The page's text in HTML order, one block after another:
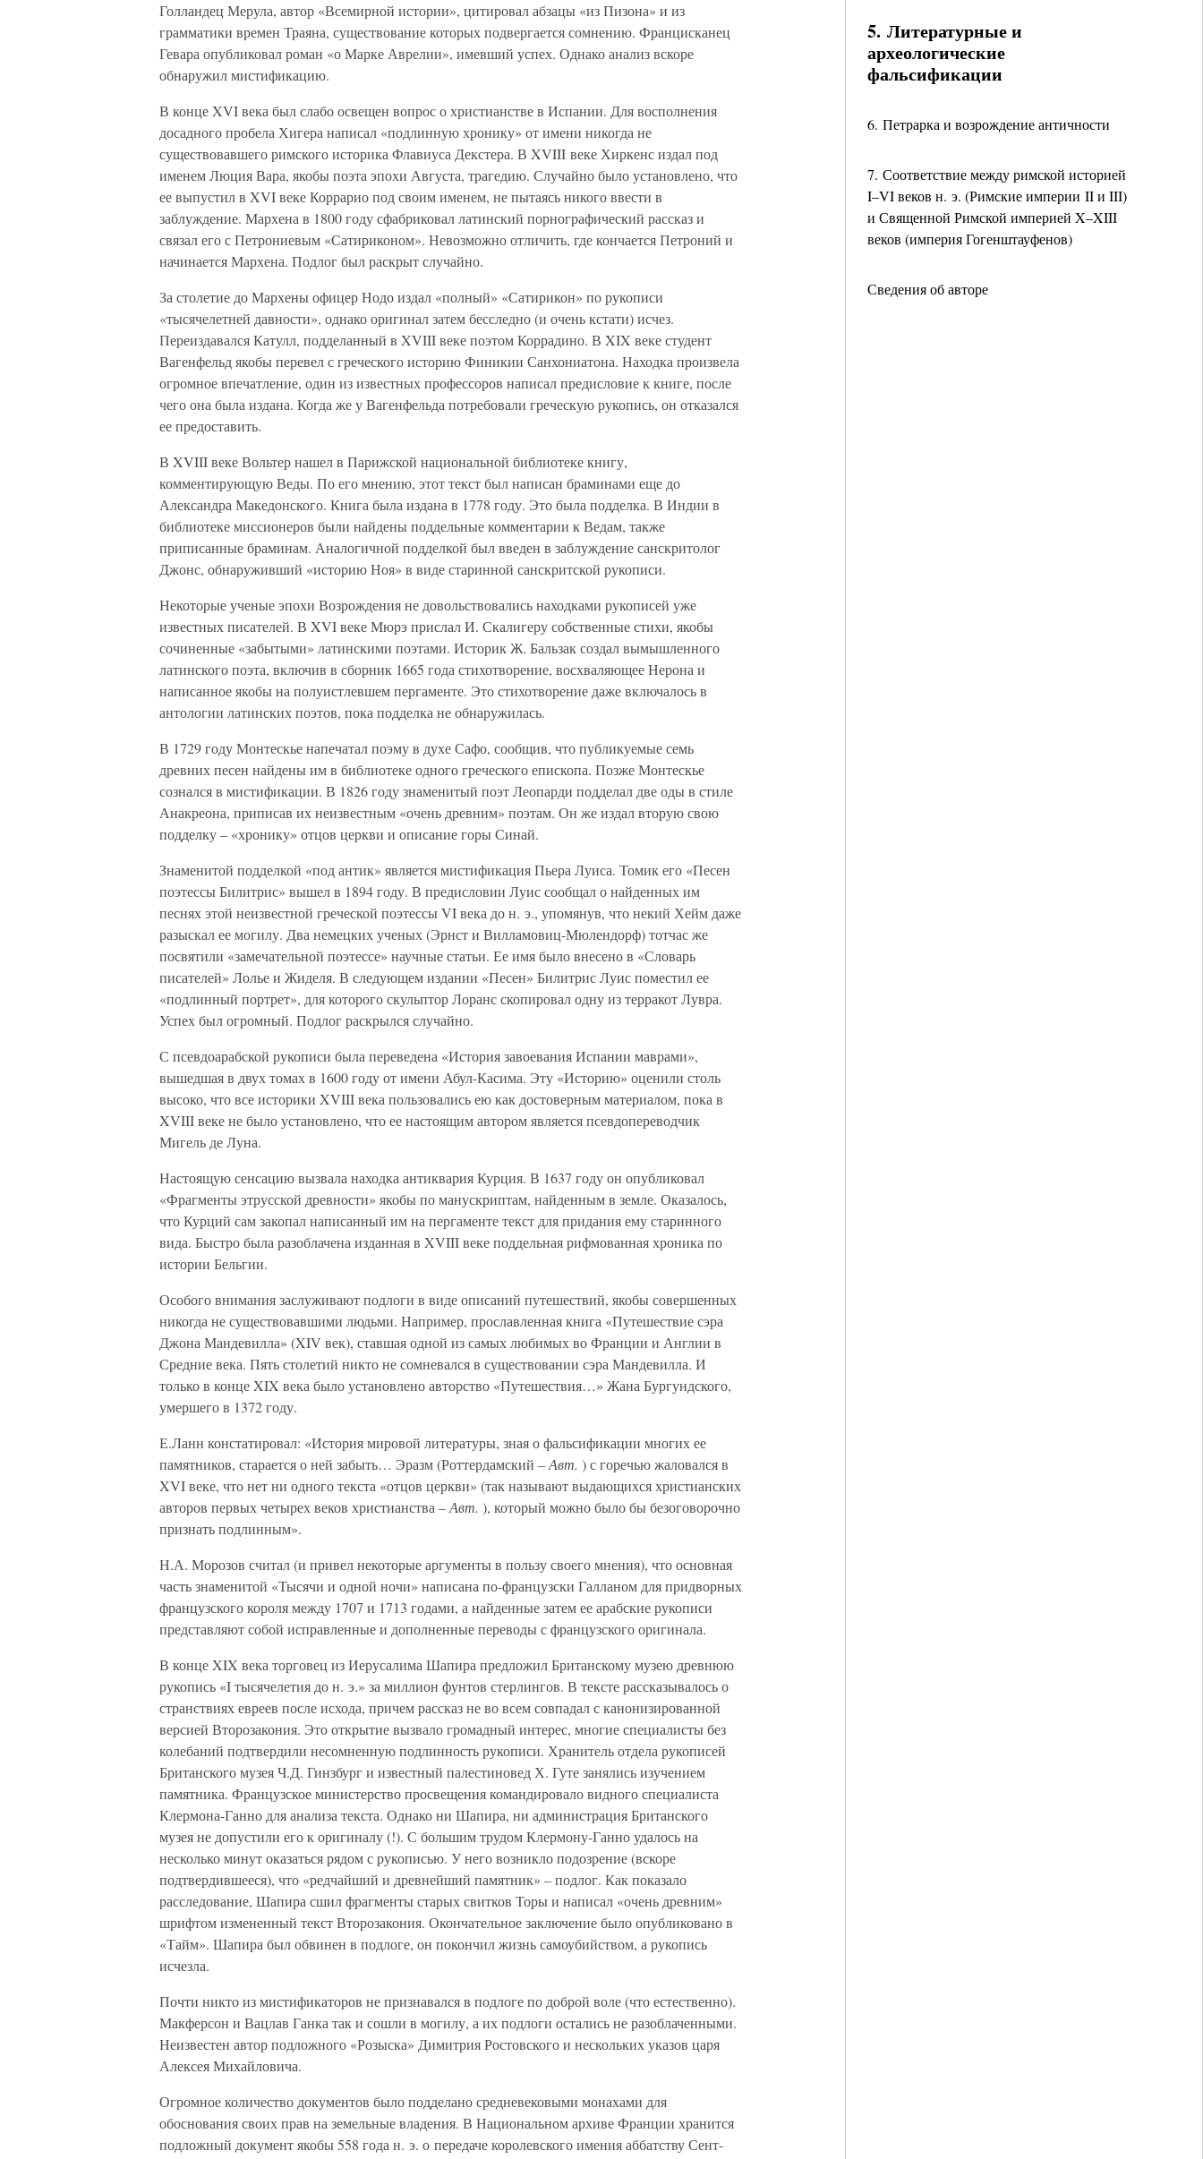
5. Литературные и
археологические
фальсификации
6. Петрарка и возрождение античности
7. Соответствие между римской историей
I–VI веков н. э. (Римские империи II и III)
и Священной Римской империей X–XIII
веков (империя Гогенштауфенов)
Сведения об авторе
Голландец Мерула, автор «Всемирной истории», цитировал абзацы «из Пизона» и из
грамматики времен Траяна, существование которых подвергается сомнению. Францисканец
Гевара опубликовал роман «о Марке Аврелии», имевший успех. Однако анализ вскоре
обнаружил мистификацию.
В конце XVI века был слабо освещен вопрос о христианстве в Испании. Для восполнения
досадного пробела Хигера написал «подлинную хронику» от имени никогда не
существовавшего римского историка Флавиуса Декстера. В XVIII веке Хиркенс издал под
именем Люция Вара, якобы поэта эпохи Августа, трагедию. Случайно было установлено, что
ее выпустил в XVI веке Коррарио под своим именем, не пытаясь никого ввести в
заблуждение. Мархена в 1800 году сфабриковал латинский порнографический рассказ и
связал его с Петрониевым «Сатириконом». Невозможно отличить, где кончается Петроний и
начинается Мархена. Подлог был раскрыт случайно.
За столетие до Мархены офицер Нодо издал «полный» «Сатирикон» по рукописи
«тысячелетней давности», однако оригинал затем бесследно (и очень кстати) исчез.
Переиздавался Катулл, подделанный в XVIII веке поэтом Коррадино. В XIX веке студент
Вагенфельд якобы перевел с греческого историю Финикии Санхониатона. Находка произвела
огромное впечатление, один из известных профессоров написал предисловие к книге, после
чего она была издана. Когда же у Вагенфельда потребовали греческую рукопись, он отказался
ее предоставить.
В XVIII веке Вольтер нашел в Парижской национальной библиотеке книгу,
комментирующую Веды. По его мнению, этот текст был написан браминами еще до
Александра Македонского. Книга была издана в 1778 году. Это была подделка. В Индии в
библиотеке миссионеров были найдены поддельные комментарии к Ведам, также
приписанные браминам. Аналогичной подделкой был введен в заблуждение санскритолог
Джонс, обнаруживший «историю Ноя» в виде старинной санскритской рукописи.
Некоторые ученые эпохи Возрождения не довольствовались находками рукописей уже
известных писателей. В XVI веке Мюрэ прислал И. Скалигеру собственные стихи, якобы
сочиненные «забытыми» латинскими поэтами. Историк Ж. Бальзак создал вымышленного
латинского поэта, включив в сборник 1665 года стихотворение, восхваляющее Нерона и
написанное якобы на полуистлевшем пергаменте. Это стихотворение даже включалось в
антологии латинских поэтов, пока подделка не обнаружилась.
В 1729 году Монтескье напечатал поэму в духе Сафо, сообщив, что публикуемые семь
древних песен найдены им в библиотеке одного греческого епископа. Позже Монтескье
сознался в мистификации. В 1826 году знаменитый поэт Леопарди подделал две оды в стиле
Анакреона, приписав их неизвестным «очень древним» поэтам. Он же издал вторую свою
подделку – «хронику» отцов церкви и описание горы Синай.
Знаменитой подделкой «под антик» является мистификация Пьера Луиса. Томик его «Песен
поэтессы Билитрис» вышел в 1894 году. В предисловии Луис сообщал о найденных им
песнях этой неизвестной греческой поэтессы VI века до н. э., упомянув, что некий Хейм даже
разыскал ее могилу. Два немецких ученых (Эрнст и Вилламовиц-Мюлендорф) тотчас же
посвятили «замечательной поэтессе» научные статьи. Ее имя было внесено в «Словарь
писателей» Лолье и Жиделя. В следующем издании «Песен» Билитрис Луис поместил ее
«подлинный портрет», для которого скульптор Лоранс скопировал одну из терракот Лувра.
Успех был огромный. Подлог раскрылся случайно.
С псевдоарабской рукописи была переведена «История завоевания Испании маврами»,
вышедшая в двух томах в 1600 году от имени Абул-Касима. Эту «Историю» оценили столь
высоко, что все историки XVIII века пользовались ею как достоверным материалом, пока в
XVIII веке не было установлено, что ее настоящим автором является псевдопереводчик
Мигель де Луна.
Настоящую сенсацию вызвала находка антиквария Курция. В 1637 году он опубликовал
«Фрагменты этрусской древности» якобы по манускриптам, найденным в земле. Оказалось,
что Курций сам закопал написанный им на пергаменте текст для придания ему старинного
вида. Быстро была разоблачена изданная в XVIII веке поддельная рифмованная хроника по
истории Бельгии.
Особого внимания заслуживают подлоги в виде описаний путешествий, якобы совершенных
никогда не существовавшими людьми. Например, прославленная книга «Путешествие сэра
Джона Мандевилла» (XIV век), ставшая одной из самых любимых во Франции и Англии в
Средние века. Пять столетий никто не сомневался в существовании сэра Мандевилла. И
только в конце XIX века было установлено авторство «Путешествия…» Жана Бургундского,
умершего в 1372 году.
Е.Ланн констатировал: «История мировой литературы, зная о фальсификации многих ее
памятников, старается о ней забыть… Эразм (Роттердамский –Авт. ) с горечью жаловался в
XVI веке, что нет ни одного текста «отцов церкви» (так называют выдающихся христианских
авторов первых четырех веков христианства –Авт. ), который можно было бы безоговорочно
признать подлинным».
Н.А. Морозов считал (и привел некоторые аргументы в пользу своего мнения), что основная
часть знаменитой «Тысячи и одной ночи» написана по-французски Галланом для придворных
французского короля между 1707 и 1713 годами, а найденные затем ее арабские рукописи
представляют собой исправленные и дополненные переводы с французского оригинала.
В конце XIX века торговец из Иерусалима Шапира предложил Британскому музею древнюю
рукопись «I тысячелетия до н. э.» за миллион фунтов стерлингов. В тексте рассказывалось о
странствиях евреев после исхода, причем рассказ не во всем совпадал с канонизированной
версией Второзакония. Это открытие вызвало громадный интерес, многие специалисты без
колебаний подтвердили несомненную подлинность рукописи. Хранитель отдела рукописей
Британского музея Ч.Д. Гинзбург и известный палестиновед Х. Гуте занялись изучением
памятника. Французское министерство просвещения командировало видного специалиста
Клермона-Ганно для анализа текста. Однако ни Шапира, ни администрация Британского
музея не допустили его к оригиналу (!). С большим трудом Клермону-Ганно удалось на
несколько минут оказаться рядом с рукописью. У него возникло подозрение (вскоре
подтвердившееся), что «редчайший и древнейший памятник» – подлог. Как показало
расследование, Шапира сшил фрагменты старых свитков Торы и написал «очень древним»
шрифтом измененный текст Второзакония. Окончательное заключение было опубликовано в
«Тайм». Шапира был обвинен в подлоге, он покончил жизнь самоубийством, а рукопись
исчезла.
Почти никто из мистификаторов не признавался в подлоге по доброй воле (что естественно).
Макферсон и Вацлав Ганка так и сошли в могилу, а их подлоги остались не разоблаченными.
Неизвестен автор подложного «Розыска» Димитрия Ростовского и нескольких указов царя
Алексея Михайловича.
Огромное количество документов было подделано средневековыми монахами для
обоснования своих прав на земельные владения. В Национальном архиве Франции хранится
подложный документ якобы 558 года н. э. о передаче королевского имения аббатству Сент-